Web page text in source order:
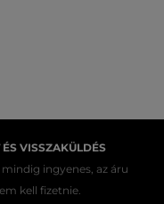
VISSZAKÜLDÉS
ingyenes, az áru
kell fizetnie.